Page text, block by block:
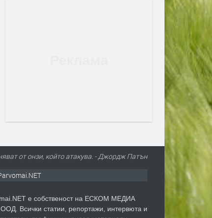
Маратонки за бягане в
високи технологии и
за всеки километър
от онзи, който атакува. - Джордж Патън
е собственост на ЕСКОМ МЕДИА
Всички статии, репортажи, интервюта и